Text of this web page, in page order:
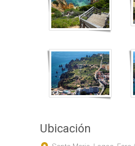
Ubicación